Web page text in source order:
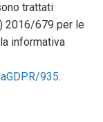
trattati
2016/679 per le
informativa
935.